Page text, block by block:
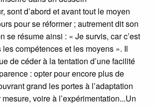
sont d’abord et avant tout le moyen
pour se réformer ; autrement dit son
se résume ainsi : « Je survis, car c’est
compétences et les moyens ». Il
de céder à la tentation d’une facilité
: opter pour encore plus de
grand les portes à l’adaptation
voire à l’expérimentation...Un